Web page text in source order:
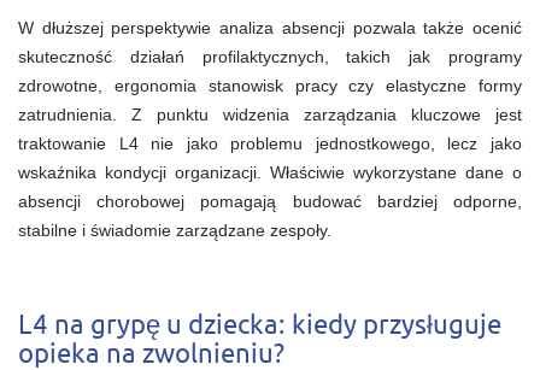
W dłuższej perspektywie analiza absencji pozwala także ocenić
skuteczność działań profilaktycznych, takich jak programy
zdrowotne, ergonomia stanowisk pracy czy elastyczne formy
zatrudnienia. Z punktu widzenia zarządzania kluczowe jest
traktowanie L4 nie jako problemu jednostkowego, lecz jako
wskaźnika kondycji organizacji. Właściwie wykorzystane dane o
absencji chorobowej pomagają budować bardziej odporne,
stabilne i świadomie zarządzane zespoły.
L4 na grypę u dziecka: kiedy przysługuje
opieka na zwolnieniu?